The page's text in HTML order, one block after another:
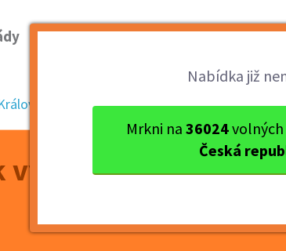
Nabídka již
Mrkni na 36024volných
Česká
kraj okres Náchod
výroby EPS (m/ž)